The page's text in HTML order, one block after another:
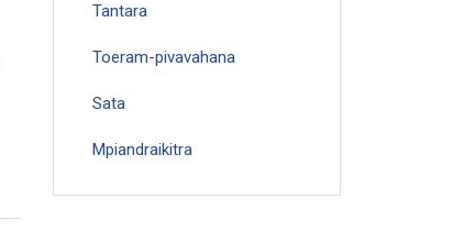
Tantara
Toeram-pivavahana
Sata
Mpiandraikitra